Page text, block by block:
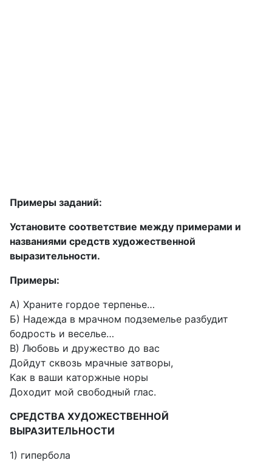
Примеры заданий:
Установите соответствие между примерами и
названиями средств художественной
выразительности.
Примеры:
А) Храните гордое терпенье…
Б) Надежда в мрачном подземелье разбудит
бодрость и веселье…
В) Любовь и дружество до вас
Дойдут сквозь мрачные затворы,
Как в ваши каторжные норы
Доходит мой свободный глас.
СРЕДСТВА ХУДОЖЕСТВЕННОЙ
ВЫРАЗИТЕЛЬНОСТИ
1) гипербола